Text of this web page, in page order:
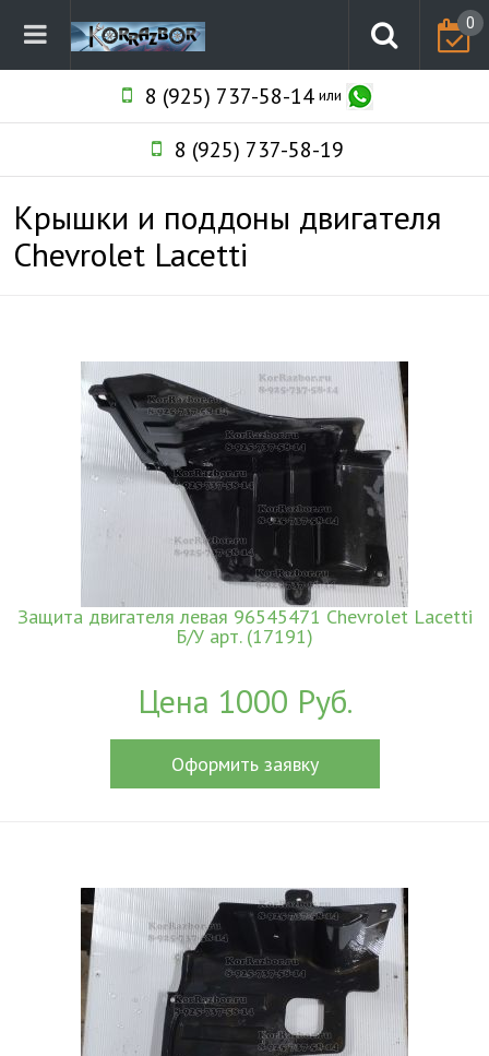
0
8 (925) 737-58-14или
8 (925) 737-58-19
Крышки и поддоны двигателя
Chevrolet Lacetti
Защита двигателя левая 96545471 Chevrolet Lacetti
Б/У арт. (17191)
Цена 1000 Руб.
Оформить заявку